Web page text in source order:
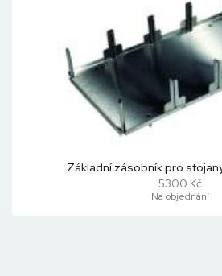
Základní zásobník pro
5300 Kč
Na objednání